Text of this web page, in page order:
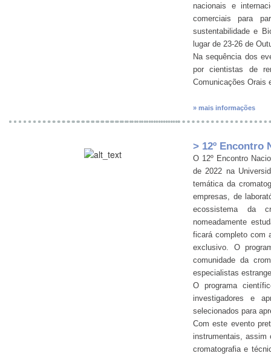
nacionais e
comerciais para
sustentabilidade e
lugar de 23-26 de
Na sequência dos
por cientistas de
Comunicações Orais
» mais informações
> 12º Encontro
O 12º Encontro
de 2022 na
temática da
empresas, de
ecossistema da
nomeadamente
ficará completo com
exclusivo. O
comunidade da
especialistas
O programa
investigadores e
selecionados para
Com este evento
instrumentais, assim
cromatografia e